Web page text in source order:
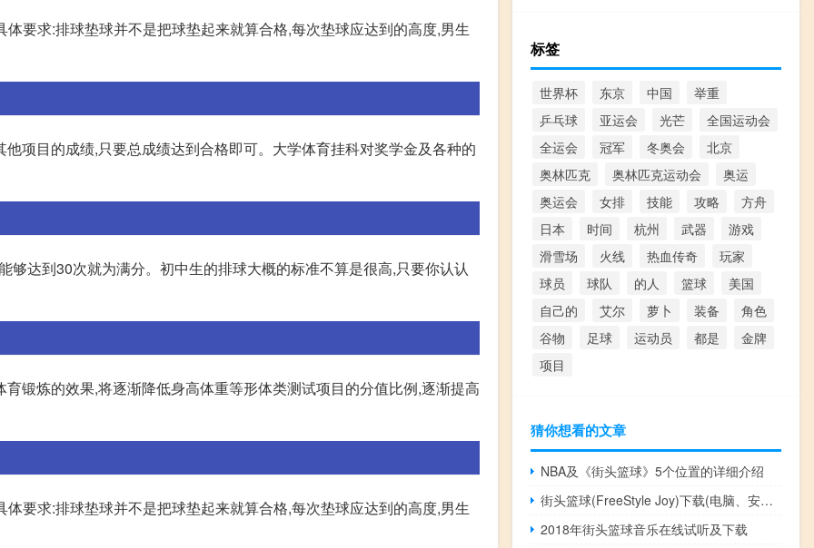
要求:排球垫球并不是把球垫起来就算合格,每次垫球应达到的高度,男生
项目的成绩,只要总成绩达到合格即可。大学体育挂科对奖学金及各种的
达到30次就为满分。初中生的排球大概的标准不算是很高,只要你认认
锻炼的效果,将逐渐降低身高体重等形体类测试项目的分值比例,逐渐提高
要求:排球垫球并不是把球垫起来就算合格,每次垫球应达到的高度,男生
标签
世界杯 东京 中国
举重
乒乓球
亚运会 光芒
全国运动会
全运会
冠军 冬奥会
北京
奥林匹克
奥林匹克运动会
奥运
奥运会
女排 技能 攻略
方舟
日本
时间 杭州 武器
游戏
滑雪场
火线 热血传奇
玩家
球员
球队 的人 篮球
美国
自己的
艾尔 萝卜 装备
角色
谷物
足球 运动员 都是
金牌
项目
猜你想看的文章
NBA及《街头篮球》5个位置的详细介绍
街头篮球(FreeStyle Joy)下载(电脑、安卓和IOS所有版本)
2018年街头篮球音乐在线试听及下载